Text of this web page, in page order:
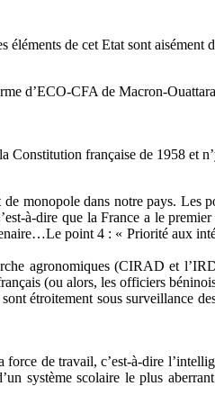
de cet Etat sont aisément
d’ECO-CFA de Macron-
française de 1958 et
monopole dans notre pays. Les
à-dire que la France a le premier
point 4 : « Priorité aux
agronomiques (CIRAD et
(ou alors, les officiers
étroitement sous surveillance
de travail, c’est-à-dire
système scolaire le plus